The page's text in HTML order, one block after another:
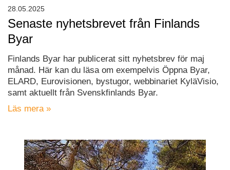
Senaste nyhetsbrevet från Finlands
Byar
Finlands Byar har publicerat sitt nyhetsbrev för maj
månad. Här kan du läsa om exempelvis Öppna Byar,
ELARD, Eurovisionen, bystugor, webbinariet KyläVisio,
samt aktuellt från Svenskfinlands Byar.
Läs mera »
28.05.2025